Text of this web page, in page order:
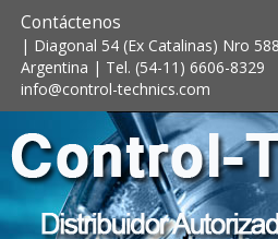
Contáctenos
| Diagonal 54 (Ex Catalinas) Nro
Argentina | Tel. (54-11) 6606-8329
info@control-technics.com